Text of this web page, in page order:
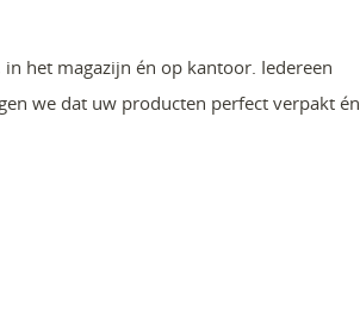
het magazijn én op kantoor. Iedereen
we dat uw producten perfect verpakt én